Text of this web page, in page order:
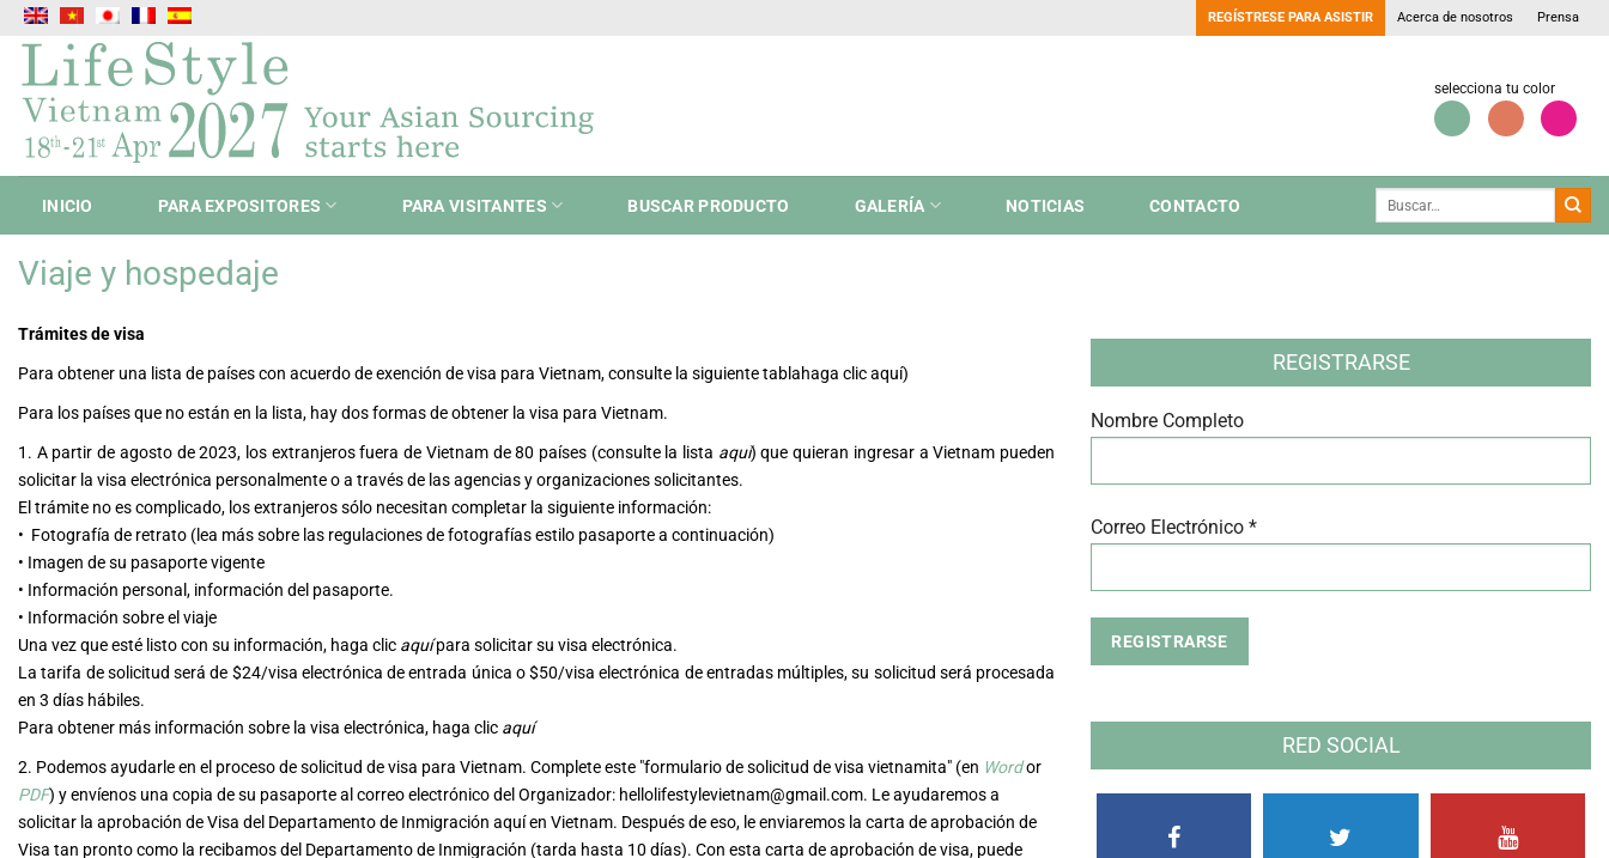
Saltar
contenido
REGÍSTRESE PARA ASISTIR Acerca de nosotros Prensa
selecciona tu color
INICIO PARA EXPOSITORES PARA VISITANTES BUSCAR PRODUCTO GALERÍA NOTICIAS CONTACTO
Viaje y hospedaje
Trámites de visa
Para obtener una lista de países con acuerdo de exención de visa para Vietnam, consulte la siguiente tablahaga clic aquí)
Para los países que no están en la lista, hay dos formas de obtener la visa para Vietnam.
1. A partir de agosto de 2023, los extranjeros fuera de Vietnam de 80 países (consulte la lista aquí) que quieran ingresar a Vietnam pueden
solicitar la visa electrónica personalmente o a través de las agencias y organizaciones solicitantes.
El trámite no es complicado, los extranjeros sólo necesitan completar la siguiente información:
• Fotografía de retrato (lea más sobre las regulaciones de fotografías estilo pasaporte a continuación)
• Imagen de su pasaporte vigente
• Información personal, información del pasaporte.
• Información sobre el viaje
Una vez que esté listo con su información, haga clic aquípara solicitar su visa electrónica.
La tarifa de solicitud será de $24/visa electrónica de entrada única o $50/visa electrónica de entradas múltiples, su solicitud será procesada
en 3 días hábiles.
Para obtener más información sobre la visa electrónica, haga clic aquí
2. Podemos ayudarle en el proceso de solicitud de visa para Vietnam. Complete este "formulario de solicitud de visa vietnamita" (en Wordor
PDF) y envíenos una copia de su pasaporte al correo electrónico del Organizador: hellolifestylevietnam@gmail.com. Le ayudaremos a
solicitar la aprobación de Visa del Departamento de Inmigración aquí en Vietnam. Después de eso, le enviaremos la carta de aprobación de
Visa tan pronto como la recibamos del Departamento de Inmigración (tarda hasta 10 días). Con esta carta de aprobación de visa, puede
REGISTRARSE
Nombre Completo
Correo Electrónico *
RED SOCIAL